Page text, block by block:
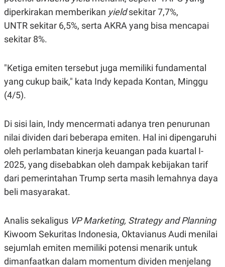
S
A
T
D
A
T
A
G
S
K
O
N
A
V
I
P
U
JARINGAN
O
N
T
A
A
D
E
M
R
E
S
E
E
A
S
E
diperkirakan memberikan yieldsekitar 7,7%,
UNTR sekitar 6,5%, serta AKRA yang bisa mencapai
sekitar 8%.
"Ketiga emiten tersebut juga memiliki fundamental
yang cukup baik," kata Indy kepada Kontan, Minggu
(4/5).
Di sisi lain, Indy mencermati adanya tren penurunan
nilai dividen dari beberapa emiten. Hal ini dipengaruhi
oleh perlambatan kinerja keuangan pada kuartal I-
2025, yang disebabkan oleh dampak kebijakan tarif
dari pemerintahan Trump serta masih lemahnya daya
beli masyarakat.
Analis sekaligus VP Marketing, Strategy and Planning
Kiwoom Sekuritas Indonesia, Oktavianus Audi menilai
sejumlah emiten memiliki potensi menarik untuk
dimanfaatkan dalam momentum dividen menjelang